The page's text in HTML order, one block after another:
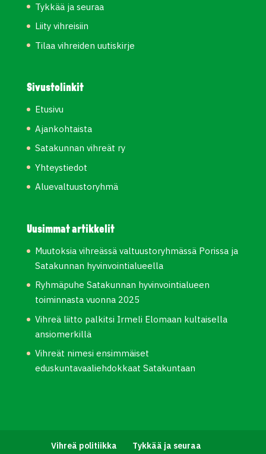
Tykkää ja seuraa
Liity vihreisiin
Tilaa vihreiden uutiskirje
Sivustolinkit
Etusivu
Ajankohtaista
Satakunnan vihreät ry
Yhteystiedot
Aluevaltuustoryhmä
Uusimmat artikkelit
Muutoksia vihreässä valtuustoryhmässä Porissa ja
Satakunnan hyvinvointialueella
Ryhmäpuhe Satakunnan hyvinvointialueen
toiminnasta vuonna 2025
Vihreä liitto palkitsi Irmeli Elomaan kultaisella
ansiomerkillä
Vihreät nimesi ensimmäiset
eduskuntavaaliehdokkaat Satakuntaan
Vihreä politiikka
Tykkää ja seuraa